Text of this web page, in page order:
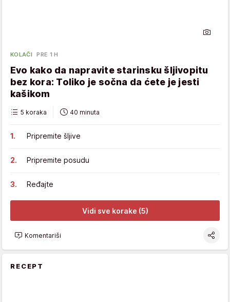
KOLAČI PRE 1 H
Evo kako da napravite starinsku šljivopitu
bez kora: Toliko je sočna da ćete je jesti
kašikom
5 koraka 40 minuta
Pripremite šljive
Pripremite posudu
Ređajte
Vidi sve korake (5)
Komentariši
RECEPT